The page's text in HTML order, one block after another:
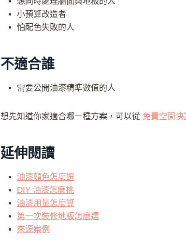
小預算改造者
怕配色失敗的人
不適合誰
需要公開油漆精準數值的人
想先知道你家適合哪一種方案，可以從 免費空間快
延伸閱讀
油漆顏色怎麼選
DIY 油漆怎麼挑
油漆用量怎麼算
第一次裝修地板怎麼選
來源案例